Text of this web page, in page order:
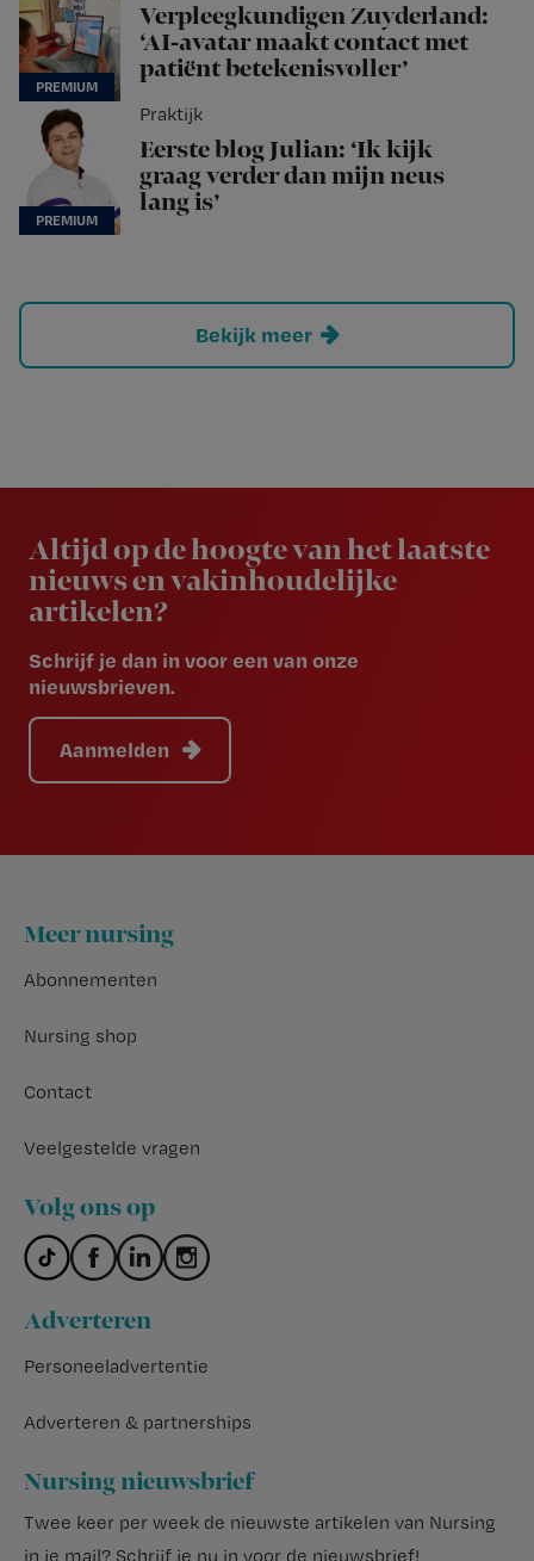
Verpleegkundigen Zuyderland:
‘AI-avatar maakt contact met
patiënt betekenisvoller’
Praktijk
Eerste blog Julian: ‘Ik kijk
graag verder dan mijn neus
lang is’
Bekijk meer
Altijd op de hoogte van het laatste
nieuws en vakinhoudelijke
artikelen?
Schrijf je dan in voor een van onze
nieuwsbrieven.
Aanmelden
Footer
Meer nursing
Abonnementen
Nursing shop
Contact
Veelgestelde vragen
Volg ons op
Adverteren
Personeeladvertentie
Adverteren & partnerships
Nursing nieuwsbrief
Twee keer per week de nieuwste artikelen van Nursing
in je mail? Schrijf je nu in voor de nieuwsbrief!